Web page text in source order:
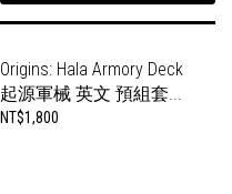
Origins: Hala Armory Deck
起源軍械 英文 預組套...
NT$1,800